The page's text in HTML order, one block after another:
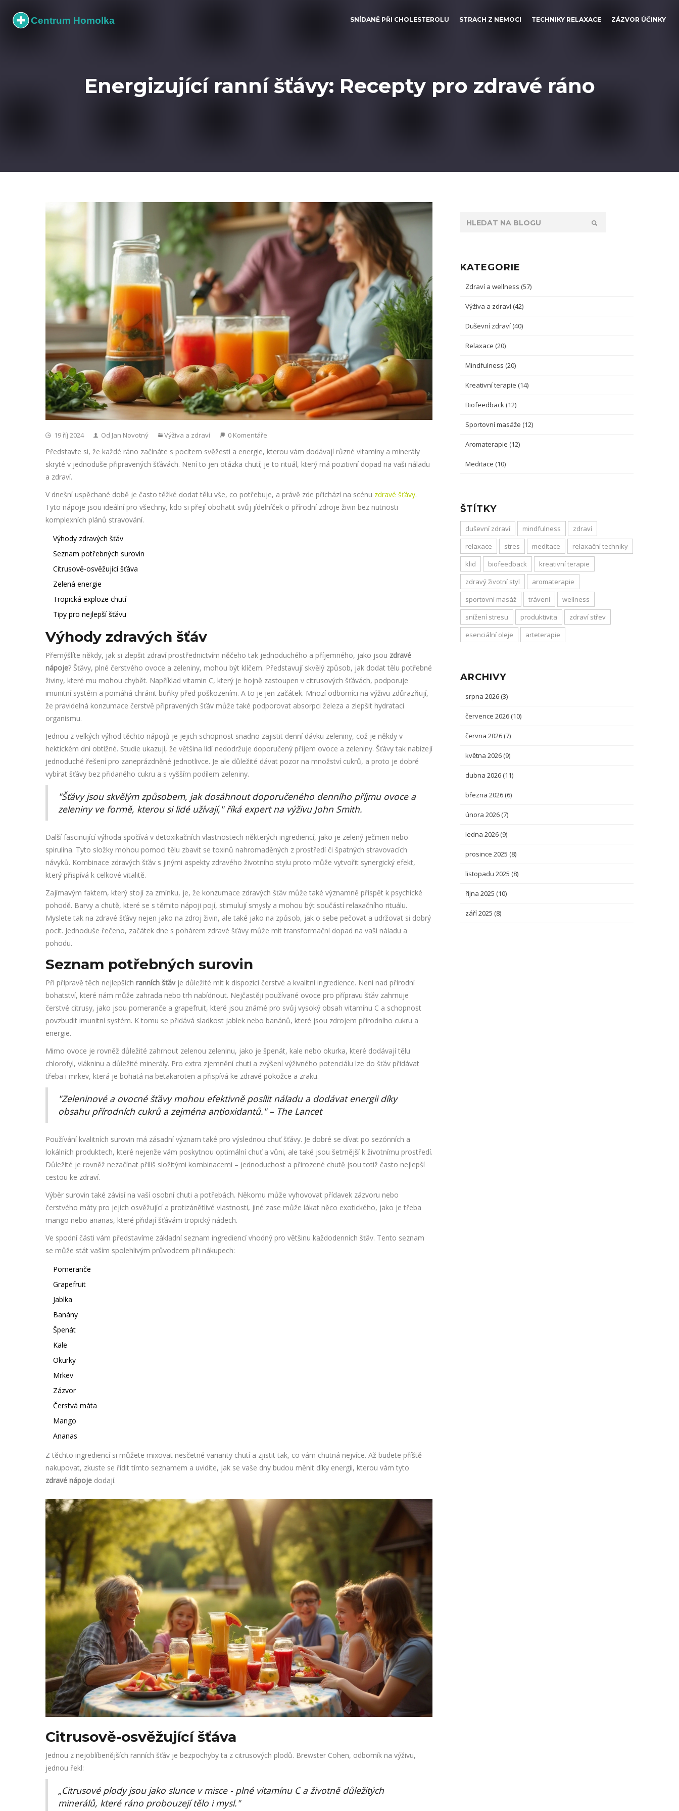
SNÍDANĚ PŘI CHOLESTEROLU STRACH Z NEMOCI TECHNIKY RELAXACE ZÁZVOR ÚČINKY
Energizující ranní šťávy: Recepty pro zdravé ráno
19 říj 2024 Od Jan Novotný Výživa a zdraví 0 Komentáře
Představte si, že každé ráno začínáte s pocitem svěžesti a energie, kterou vám dodávají různé vitamíny a minerály
skryté v jednoduše připravených šťávách. Není to jen otázka chutí; je to rituál, který má pozitivní dopad na vaši náladu
a zdraví.
V dnešní uspěchané době je často těžké dodat tělu vše, co potřebuje, a právě zde přichází na scénu zdravé šťávy.
Tyto nápoje jsou ideální pro všechny, kdo si přejí obohatit svůj jídelníček o přírodní zdroje živin bez nutnosti
komplexních plánů stravování.
Výhody zdravých šťáv
Seznam potřebných surovin
Citrusově-osvěžující šťáva
Zelená energie
Tropická exploze chutí
Tipy pro nejlepší šťávu
Výhody zdravých šťáv
Přemýšlíte někdy, jak si zlepšit zdraví prostřednictvím něčeho tak jednoduchého a příjemného, jako jsou zdravé
nápoje? Šťávy, plné čerstvého ovoce a zeleniny, mohou být klíčem. Představují skvělý způsob, jak dodat tělu potřebné
živiny, které mu mohou chybět. Například vitamin C, který je hojně zastoupen v citrusových šťávách, podporuje
imunitní systém a pomáhá chránit buňky před poškozením. A to je jen začátek. Mnozí odborníci na výživu zdůrazňují,
že pravidelná konzumace čerstvě připravených šťáv může také podporovat absorpci železa a zlepšit hydrataci
organismu.
Jednou z velkých výhod těchto nápojů je jejich schopnost snadno zajistit denní dávku zeleniny, což je někdy v
hektickém dni obtížné. Studie ukazují, že většina lidí nedodržuje doporučený příjem ovoce a zeleniny. Šťávy tak nabízejí
jednoduché řešení pro zaneprázdněné jednotlivce. Je ale důležité dávat pozor na množství cukrů, a proto je dobré
vybírat šťávy bez přidaného cukru a s vyšším podílem zeleniny.
"Šťávy jsou skvělým způsobem, jak dosáhnout doporučeného denního příjmu ovoce a
zeleniny ve formě, kterou si lidé užívají," říká expert na výživu John Smith.
Další fascinující výhoda spočívá v detoxikačních vlastnostech některých ingrediencí, jako je zelený ječmen nebo
spirulina. Tyto složky mohou pomoci tělu zbavit se toxinů nahromaděných z prostředí či špatných stravovacích
návyků. Kombinace zdravých šťáv s jinými aspekty zdravého životního stylu proto může vytvořit synergický efekt,
který přispívá k celkové vitalitě.
Zajímavým faktem, který stojí za zmínku, je, že konzumace zdravých šťáv může také významně přispět k psychické
pohodě. Barvy a chutě, které se s těmito nápoji pojí, stimulují smysly a mohou být součástí relaxačního rituálu.
Myslete tak na zdravé šťávy nejen jako na zdroj živin, ale také jako na způsob, jak o sebe pečovat a udržovat si dobrý
pocit. Jednoduše řečeno, začátek dne s pohárem zdravé šťávy může mít transformační dopad na vaši náladu a
pohodu.
Seznam potřebných surovin
Při přípravě těch nejlepších ranních šťávje důležité mít k dispozici čerstvé a kvalitní ingredience. Není nad přírodní
bohatství, které nám může zahrada nebo trh nabídnout. Nejčastěji používané ovoce pro přípravu šťáv zahrnuje
čerstvé citrusy, jako jsou pomeranče a grapefruit, které jsou známé pro svůj vysoký obsah vitamínu C a schopnost
povzbudit imunitní systém. K tomu se přidává sladkost jablek nebo banánů, které jsou zdrojem přírodního cukru a
energie.
Mimo ovoce je rovněž důležité zahrnout zelenou zeleninu, jako je špenát, kale nebo okurka, které dodávají tělu
chlorofyl, vlákninu a důležité minerály. Pro extra zjemnění chuti a zvýšení výživného potenciálu lze do šťáv přidávat
třeba i mrkev, která je bohatá na betakaroten a přispívá ke zdravé pokožce a zraku.
"Zeleninové a ovocné šťávy mohou efektivně posílit náladu a dodávat energii díky
obsahu přírodních cukrů a zejména antioxidantů." – The Lancet
Používání kvalitních surovin má zásadní význam také pro výslednou chuť šťávy. Je dobré se dívat po sezónních a
lokálních produktech, které nejenže vám poskytnou optimální chuť a vůni, ale také jsou šetrnější k životnímu prostředí.
Důležité je rovněž nezačínat příliš složitými kombinacemi – jednoduchost a přirozené chutě jsou totiž často nejlepší
cestou ke zdraví.
Výběr surovin také závisí na vaší osobní chuti a potřebách. Někomu může vyhovovat přídavek zázvoru nebo
čerstvého máty pro jejich osvěžující a protizánětlivé vlastnosti, jiné zase může lákat něco exotického, jako je třeba
mango nebo ananas, které přidají šťávám tropický nádech.
Ve spodní části vám představíme základní seznam ingrediencí vhodný pro většinu každodenních šťáv. Tento seznam
se může stát vaším spolehlivým průvodcem při nákupech:
Pomeranče
Grapefruit
Jablka
Banány
Špenát
Kale
Okurky
Mrkev
Zázvor
Čerstvá máta
Mango
Ananas
Z těchto ingrediencí si můžete mixovat nesčetné varianty chutí a zjistit tak, co vám chutná nejvíce. Až budete příště
nakupovat, zkuste se řídit tímto seznamem a uvidíte, jak se vaše dny budou měnit díky energii, kterou vám tyto
zdravé nápoje dodají.
Citrusově-osvěžující šťáva
Jednou z nejoblíbenějších ranních šťáv je bezpochyby ta z citrusových plodů. Brewster Cohen, odborník na výživu,
jednou řekl:
„Citrusové plody jsou jako slunce v misce - plné vitamínu C a životně důležitých
minerálů, které ráno probouzejí tělo i mysl."
KATEGORIE
Zdraví a wellness (57)
Výživa a zdraví (42)
Duševní zdraví (40)
Relaxace (20)
Mindfulness (20)
Kreativní terapie (14)
Biofeedback (12)
Sportovní masáže (12)
Aromaterapie (12)
Meditace (10)
ŠTÍTKY
duševní zdraví mindfulness
zdraví
relaxace
stres meditace
relaxační techniky
klid
biofeedback
kreativní terapie
zdravý životní styl
aromaterapie
sportovní masáž
trávení
wellness
snížení stresu
produktivita
zdraví střev
esenciální oleje
arteterapie
ARCHIVY
srpna 2026 (3)
července 2026 (10)
června 2026 (7)
května 2026 (9)
dubna 2026 (11)
března 2026 (6)
února 2026 (7)
ledna 2026 (9)
prosince 2025 (8)
listopadu 2025 (8)
října 2025 (10)
září 2025 (8)